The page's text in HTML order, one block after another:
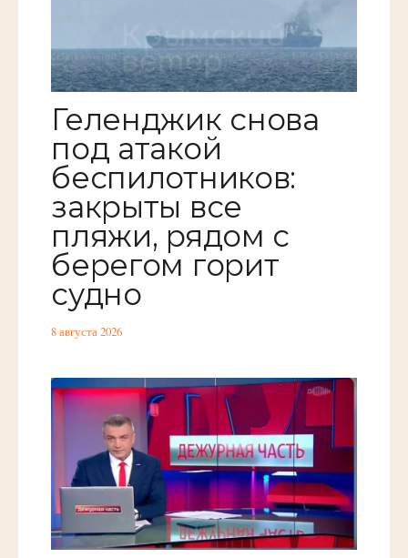
Геленджик снова
под атакой
беспилотников:
закрыты все
пляжи, рядом с
берегом горит
судно
8 августа 2026